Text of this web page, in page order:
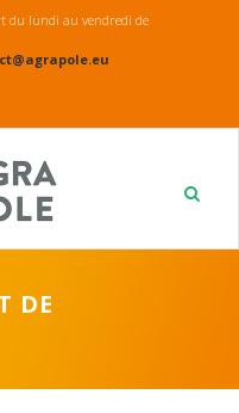
du lundi au vendredi de
DE